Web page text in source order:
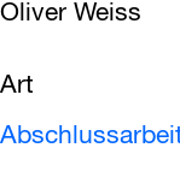
Oliver Weiss
Art